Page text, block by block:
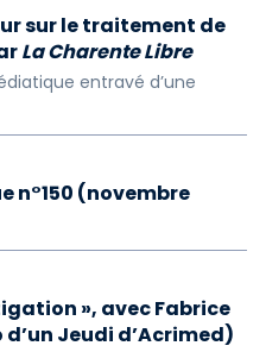
sur le traitement de
La Charente Libre
entravé d’une
n°150 (novembre
», avec Fabrice
Jeudi d’Acrimed)